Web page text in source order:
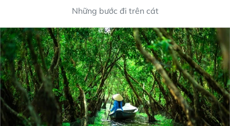
Những bước đi trên cát